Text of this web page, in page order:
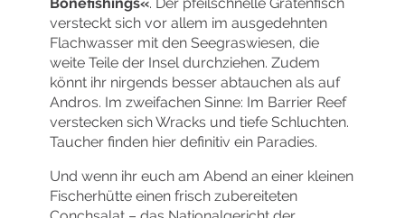
versteckt sich vor allem im ausgedehnten
Flachwasser mit den Seegraswiesen, die
weite Teile der Insel durchziehen. Zudem
könnt ihr nirgends besser abtauchen als auf
Andros. Im zweifachen Sinne: Im Barrier Reef
verstecken sich Wracks und tiefe Schluchten.
Taucher finden hier definitiv ein Paradies.
Und wenn ihr euch am Abend an einer kleinen
Fischerhütte einen frisch zubereiteten